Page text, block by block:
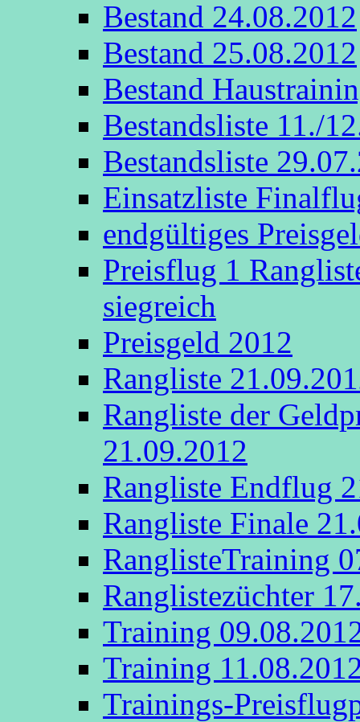
Bestand 24.08.2012
Bestand 25.08.2012
Bestand
Bestandsliste 11./
Bestandsliste
Einsatzliste
endgültiges
Preisflug 1
siegreich
Preisgeld 2012
Rangliste
Rangliste der
21.09.2012
Rangliste Endflug
Rangliste Finale
RanglisteTraining
Ranglistezüchter
Training
Training
Trainings-